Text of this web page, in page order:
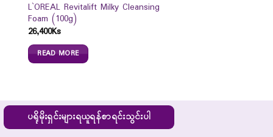
L`OREAL Revitalift Milky Cleansing
Foam (100g)
26,400Ks
READ MORE
ပရိုမိုးရှင်းများရယူရန်စာရင်းသွင်းပါ